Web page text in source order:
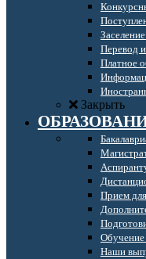
Перевод
Платное
Закрыть
Прием
Обучение
Наши